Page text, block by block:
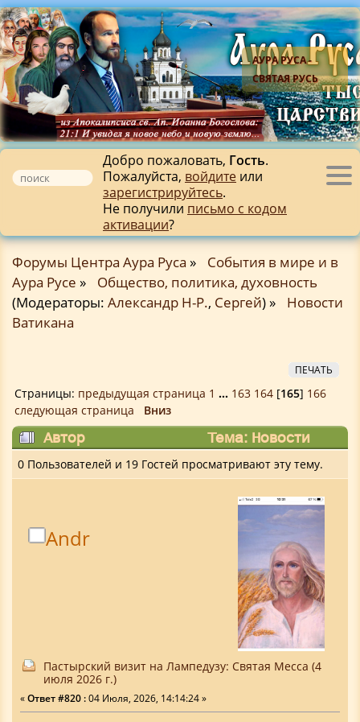
АУРА РУСА -
СВЯТАЯ РУСЬ
Добро пожаловать, Гость.
Пожалуйста, войдите или
зарегистрируйтесь.
Не получили письмо с кодом
активации?
Форумы Центра Аура Руса »
События в мире и в
Аура Русе »
Общество, политика, духовность
(Модераторы: Александр Н-Р., Сергей) »
Новости
Ватикана
ПЕЧАТЬ
Страницы: предыдущая страница 1 ... 163 164[165] 166
следующая страница
Вниз
Автор
Тема: Новости
Ватикана (Прочитано 281921 раз)
0 Пользователей и 19 Гостей просматривают эту тему.
Аndr
Пастырский визит на Лампедузу: Святая Месса (4
июля 2026 г.)
«Ответ #820 :04 Июля, 2026, 14:14:24 »